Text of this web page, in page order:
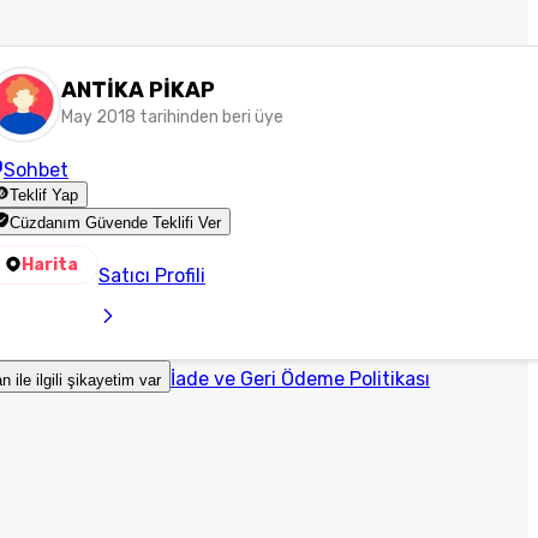
ANTİKA PİKAP
May 2018 tarihinden beri üye
Sohbet
Teklif Yap
Cüzdanım Güvende Teklifi Ver
Harita Satıcı Profili
ile ilgili şikayetim var İade ve Geri Ödeme Politikası